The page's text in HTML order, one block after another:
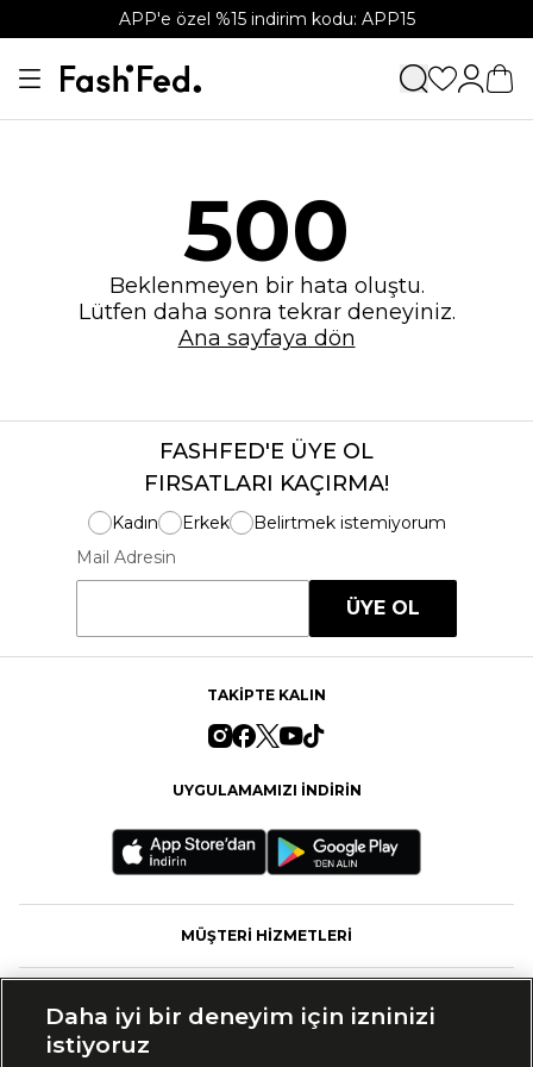
APP'e özel %15 indirim kodu: APP15
500
Beklenmeyen bir hata oluştu.
Lütfen daha sonra tekrar deneyiniz.
Ana sayfaya dön
FASHFED'E ÜYE OL
FIRSATLARI KAÇIRMA!
Kadın Erkek
Belirtmek istemiyorum
Mail Adresin
ÜYE OL
TAKİPTE KALIN
UYGULAMAMIZI İNDİRİN
MÜŞTERİ HİZMETLERİ
Daha iyi bir deneyim için izninizi
istiyoruz